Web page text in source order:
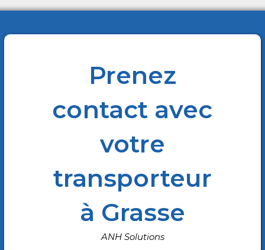
Prenez
contact avec
votre
transporteur
à Grasse
ANH Solutions